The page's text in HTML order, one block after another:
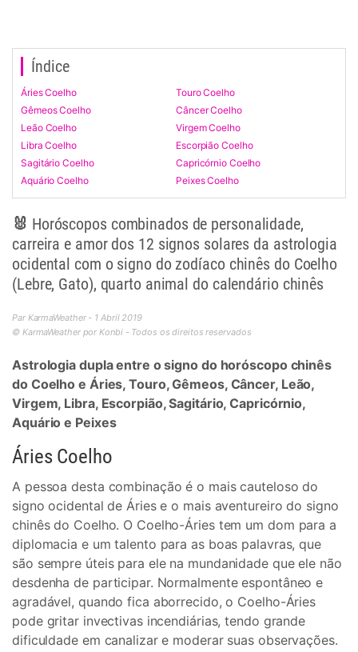
Índice
Áries Coelho
Touro Coelho
Gêmeos Coelho
Câncer Coelho
Leão Coelho
Virgem Coelho
Libra Coelho
Escorpião Coelho
Sagitário Coelho
Capricórnio Coelho
Aquário Coelho
Peixes Coelho
🐰 Horóscopos combinados de personalidade,
carreira e amor dos 12 signos solares da astrologia
ocidental com o signo do zodíaco chinês do Coelho
(Lebre, Gato), quarto animal do calendário chinês
Par KarmaWeather - 1 Abril 2019
© KarmaWeather por Konbi - Todos os direitos reservados
Astrologia dupla entre o signo do horóscopo chinês
do Coelho e Áries, Touro, Gêmeos, Câncer, Leão,
Virgem, Libra, Escorpião, Sagitário, Capricórnio,
Aquário e Peixes
Áries Coelho
A pessoa desta combinação é o mais cauteloso do
signo ocidental de Áries e o mais aventureiro do signo
chinês do Coelho. O Coelho-Áries tem um dom para a
diplomacia e um talento para as boas palavras, que
são sempre úteis para ele na mundanidade que ele não
desdenha de participar. Normalmente espontâneo e
agradável, quando fica aborrecido, o Coelho-Áries
pode gritar invectivas incendiárias, tendo grande
dificuldade em canalizar e moderar suas observações.